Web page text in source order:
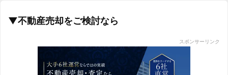
▼不動産売却をご検討なら
スポンサーリンク